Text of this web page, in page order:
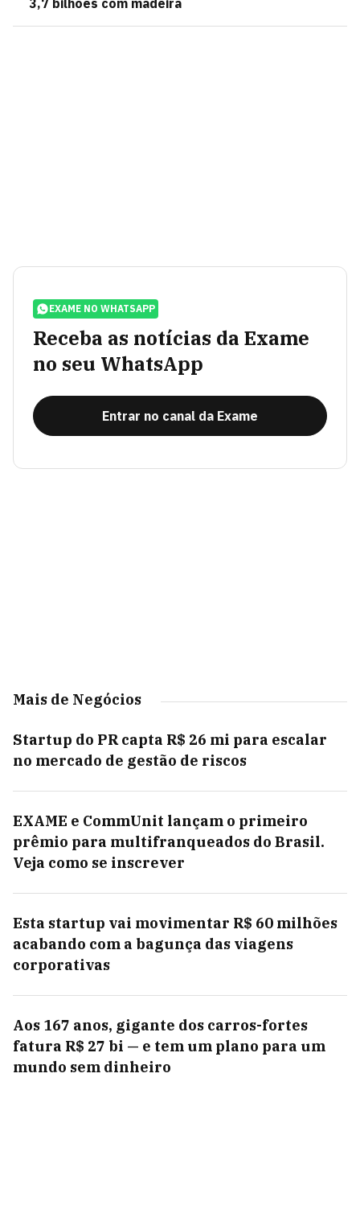
3,7 bilhões com madeira
EXAME NO WHATSAPP
Receba as notícias da Exame
no seu WhatsApp
Entrar no canal da Exame
Mais de Negócios
Startup do PR capta R$ 26 mi para escalar
no mercado de gestão de riscos
EXAME e CommUnit lançam o primeiro
prêmio para multifranqueados do Brasil.
Veja como se inscrever
Esta startup vai movimentar R$ 60 milhões
acabando com a bagunça das viagens
corporativas
Aos 167 anos, gigante dos carros-fortes
fatura R$ 27 bi — e tem um plano para um
mundo sem dinheiro